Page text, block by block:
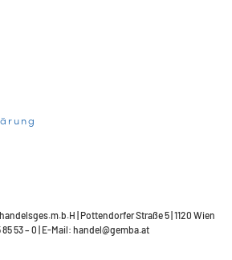
| Pottendorfer Straße 5 | 1120 Wien
85 53 – 0 | E-Mail: handel@gemba.at